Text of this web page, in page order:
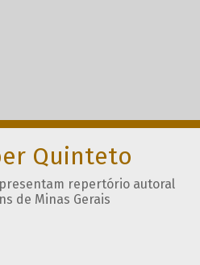
Quinteto
repertório autoral
de Minas Gerais